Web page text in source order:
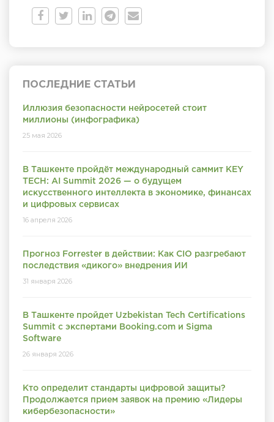
ПОСЛЕДНИЕ СТАТЬИ
Иллюзия безопасности нейросетей стоит
миллионы (инфографика)
25 мая 2026
В Ташкенте пройдёт международный саммит KEY
TECH: AI Summit 2026 — о будущем
искусственного интеллекта в экономике, финансах
и цифровых сервисах
16 апреля 2026
Прогноз Forrester в действии: Как CIO разгребают
последствия «дикого» внедрения ИИ
31 января 2026
В Ташкенте пройдет Uzbekistan Tech Certifications
Summit с экспертами Booking.com и Sigma
Software
26 января 2026
Кто определит стандарты цифровой защиты?
Продолжается прием заявок на премию «Лидеры
кибербезопасности»